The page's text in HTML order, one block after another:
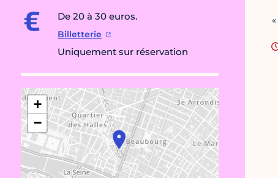
De 20 à 30 euros.
Billetterie
Uniquement sur réservation
+
−